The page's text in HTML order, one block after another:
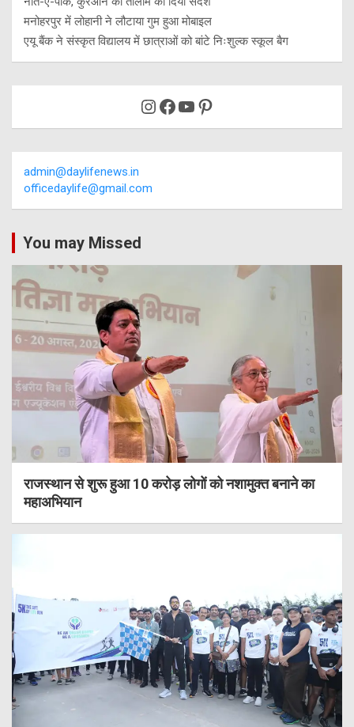
मनोहरपुर में लोहानी ने लौटाया गुम हुआ मोबाइल
एयू बैंक ने संस्कृत विद्यालय में छात्राओं को बांटे निःशुल्क स्कूल बैग
Instagram
Facebook
YouTube
Pinterest
admin@daylifenews.in
officedaylife@gmail.com
You may Missed
राजस्थान से शुरू हुआ 10 करोड़ लोगों को नशामुक्त बनाने का
महाअभियान